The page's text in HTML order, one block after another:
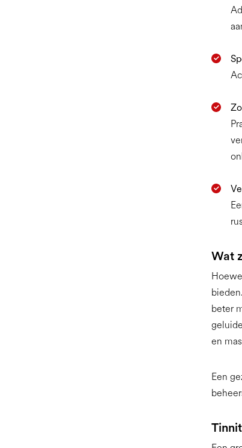
Wat
beter
en
Een